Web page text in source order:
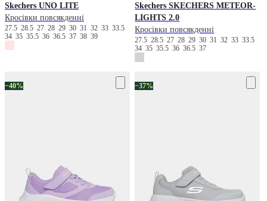
Skechers UNO LITE
Кросівки повсякденні
27.5 28.5 27 28 29 30 31 32 33 33.5
34 35 35.5 36 36.5 37 38 39
Skechers SKECHERS METEOR-
LIGHTS 2.0
Кросівки повсякденні
27.528.52728293031323333.5
343535.53636.537
−40% −37%